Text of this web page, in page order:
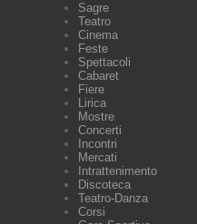
Sagre
Teatro
Cinema
Feste
Spettacoli
Cabaret
Fiere
Lirica
Mostre
Concerti
Incontri
Mercati
Intrattenimento
Discoteca
Teatro-Danza
Corsi